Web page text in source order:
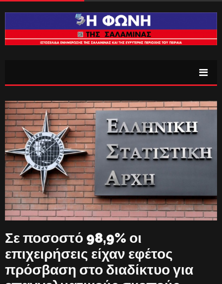
Σε ποσοστό 98,9% οι
επιχειρήσεις είχαν εφέτος
πρόσβαση στο διαδίκτυο για